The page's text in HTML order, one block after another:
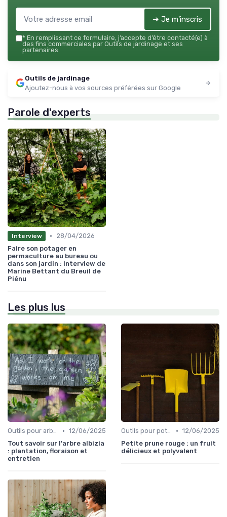
➔ Je m'inscris
* En remplissant ce formulaire, j’accepte d’être contacté(e) à
des fins commerciales par Outils de jardinage et ses
partenaires.
Outils de jardinage
Ajoutez-nous à vos sources préférées sur Google
Parole d'experts
Interview •
28/04/2026
Faire son potager en
permaculture au bureau ou
dans son jardin : Interview de
Marine Bettant du Breuil de
Piénu
Les plus lus
Outils pour arbres et arbustes • 12/06/2025
Tout savoir sur l'arbre albizia
: plantation, floraison et
entretien
Outils pour potagers • 12/06/2025
Petite prune rouge : un fruit
délicieux et polyvalent